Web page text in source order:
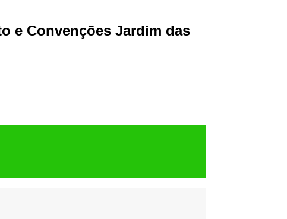
e Convenções Jardim das